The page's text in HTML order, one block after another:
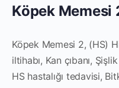
Köpek Memesi
Köpek Memesi 2, (HS)
iltihabı, Kan çıbanı,
HS hastalığı tedavisi,